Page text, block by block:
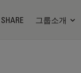
그룹소개